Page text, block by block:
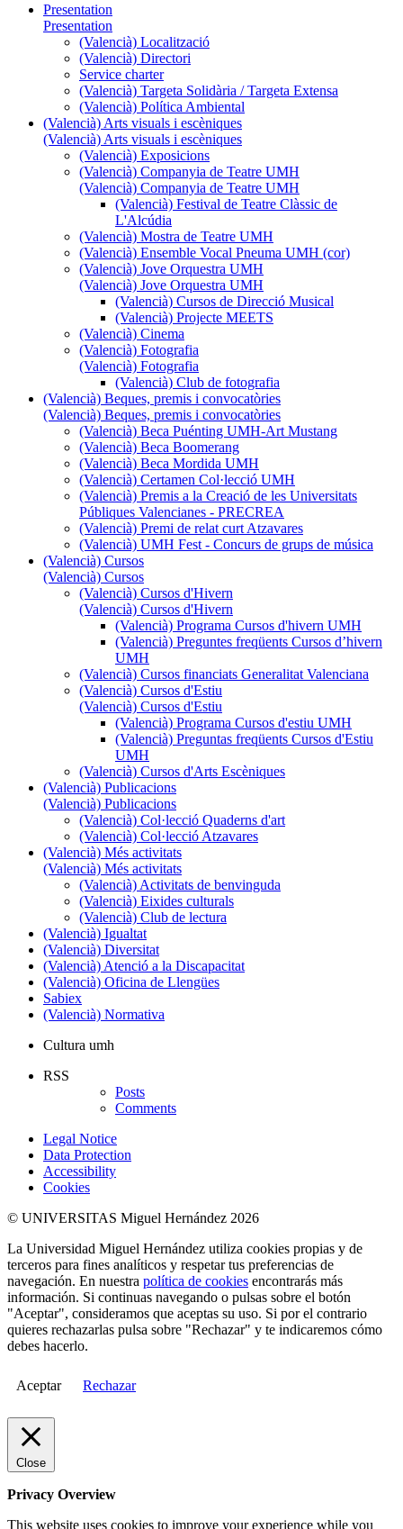
Presentation
Presentation
(Valencià) Localització
(Valencià) Directori
Service charter
(Valencià) Targeta Solidària / Targeta Extensa
(Valencià) Política Ambiental
(Valencià) Arts visuals i escèniques
(Valencià) Arts visuals i escèniques
(Valencià) Exposicions
(Valencià) Companyia de Teatre UMH
(Valencià) Companyia de Teatre UMH
(Valencià) Festival de Teatre Clàssic de
L'Alcúdia
(Valencià) Mostra de Teatre UMH
(Valencià) Ensemble Vocal Pneuma UMH (cor)
(Valencià) Jove Orquestra UMH
(Valencià) Jove Orquestra UMH
(Valencià) Cursos de Direcció Musical
(Valencià) Projecte MEETS
(Valencià) Cinema
(Valencià) Fotografia
(Valencià) Fotografia
(Valencià) Club de fotografia
(Valencià) Beques, premis i convocatòries
(Valencià) Beques, premis i convocatòries
(Valencià) Beca Puénting UMH-Art Mustang
(Valencià) Beca Boomerang
(Valencià) Beca Mordida UMH
(Valencià) Certamen Col·lecció UMH
(Valencià) Premis a la Creació de les Universitats
Públiques Valencianes - PRECREA
(Valencià) Premi de relat curt Atzavares
(Valencià) UMH Fest - Concurs de grups de música
(Valencià) Cursos
(Valencià) Cursos
(Valencià) Cursos d'Hivern
(Valencià) Cursos d'Hivern
(Valencià) Programa Cursos d'hivern UMH
(Valencià) Preguntes freqüents Cursos d’hivern
UMH
(Valencià) Cursos financiats Generalitat Valenciana
(Valencià) Cursos d'Estiu
(Valencià) Cursos d'Estiu
(Valencià) Programa Cursos d'estiu UMH
(Valencià) Preguntas freqüents Cursos d'Estiu
UMH
(Valencià) Cursos d'Arts Escèniques
(Valencià) Publicacions
(Valencià) Publicacions
(Valencià) Col·lecció Quaderns d'art
(Valencià) Col·lecció Atzavares
(Valencià) Més activitats
(Valencià) Més activitats
(Valencià) Activitats de benvinguda
(Valencià) Eixides culturals
(Valencià) Club de lectura
(Valencià) Igualtat
(Valencià) Diversitat
(Valencià) Atenció a la Discapacitat
(Valencià) Oficina de Llengües
Sabiex
(Valencià) Normativa
Cultura umh
RSS
Posts
Comments
Legal Notice
Data Protection
Accessibility
Cookies
© UNIVERSITAS Miguel Hernández 2026
La Universidad Miguel Hernández utiliza cookies propias y de
terceros para fines analíticos y respetar tus preferencias de
navegación. En nuestra política de cookies encontrarás más
información. Si continuas navegando o pulsas sobre el botón
"Aceptar", consideramos que aceptas su uso. Si por el contrario
quieres rechazarlas pulsa sobre "Rechazar" y te indicaremos cómo
debes hacerlo.
Aceptar Rechazar
Close
Privacy Overview
This website uses cookies to improve your experience while you